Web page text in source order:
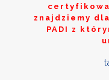
znajdziemy
PADI z